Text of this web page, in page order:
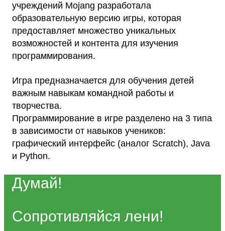
учреждений Mojang разработала
образовательную версию игры, которая
предоставляет множество уникальных
возможностей и контента для изучения
программирования.
Игра предназначается для обучения детей
важным навыкам командной работы и
творчества.
Программирование в игре разделено на 3 типа
в зависимости от навыков учеников:
графический интерфейс (аналог Scratch), Java
и Python.
Думай!
Сопротивляйся лени!